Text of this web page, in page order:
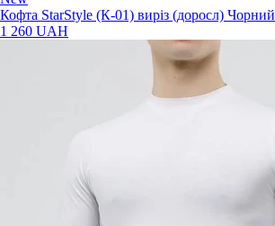
Кофта StarStyle (К-01) виріз (доросл) Чорний
1 260 UAH